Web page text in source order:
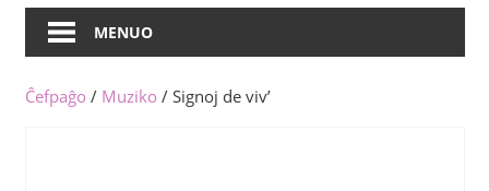
MENUO
Ĉefpaĝo / Muziko / Signoj de viv’